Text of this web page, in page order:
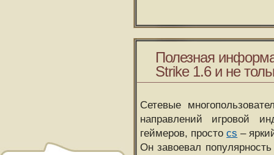
Полезная
Strike 1.6 и не
Сетевые
направлений игровой
геймеров, простоcs –
Он завоевал